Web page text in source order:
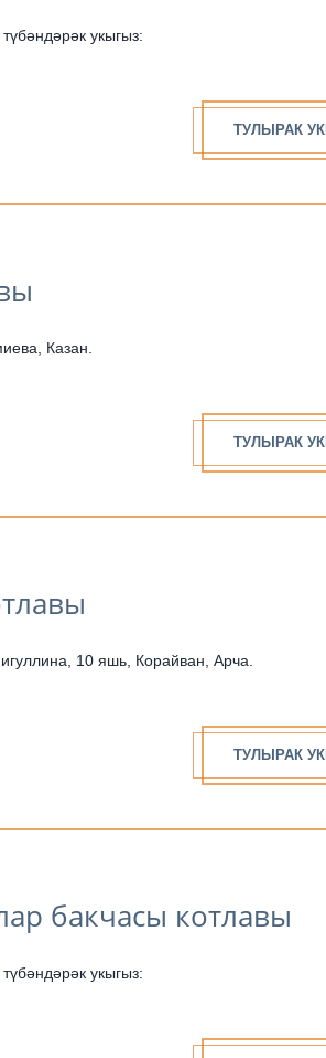
укыгыз:
ТУЛЫРАК
Казан.
ТУЛЫРАК
10 яшь, Корайван, Арча.
ТУЛЫРАК
бакчасы котлавы
укыгыз: